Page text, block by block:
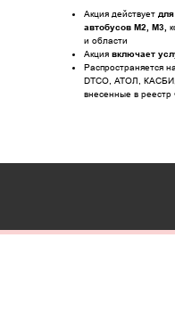
Акция действует
автобусов M2, M3,
и области
Акция включает
Распространяется
DTCO, АТОЛ, КАСБИ,
внесенные в